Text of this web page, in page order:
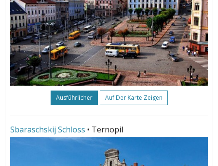
Ausführlicher Auf Der Karte Zeigen
Sbaraschskij Schloss • Ternopil